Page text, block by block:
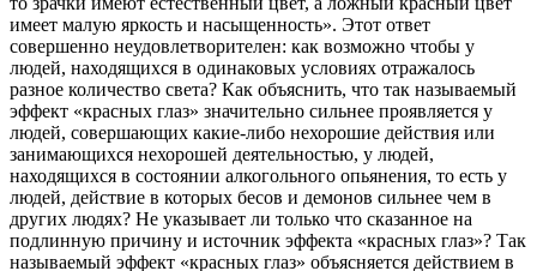
имеет малую яркость и насыщенность». Этот ответ
совершенно неудовлетворителен: как возможно чтобы у
людей, находящихся в одинаковых условиях отражалось
разное количество света? Как объяснить, что так называемый
эффект «красных глаз» значительно сильнее проявляется у
людей, совершающих какие-либо нехорошие действия или
занимающихся нехорошей деятельностью, у людей,
находящихся в состоянии алкогольного опьянения, то есть у
людей, действие в которых бесов и демонов сильнее чем в
других людях? Не указывает ли только что сказанное на
подлинную причину и источник эффекта «красных глаз»? Так
называемый эффект «красных глаз» объясняется действием в